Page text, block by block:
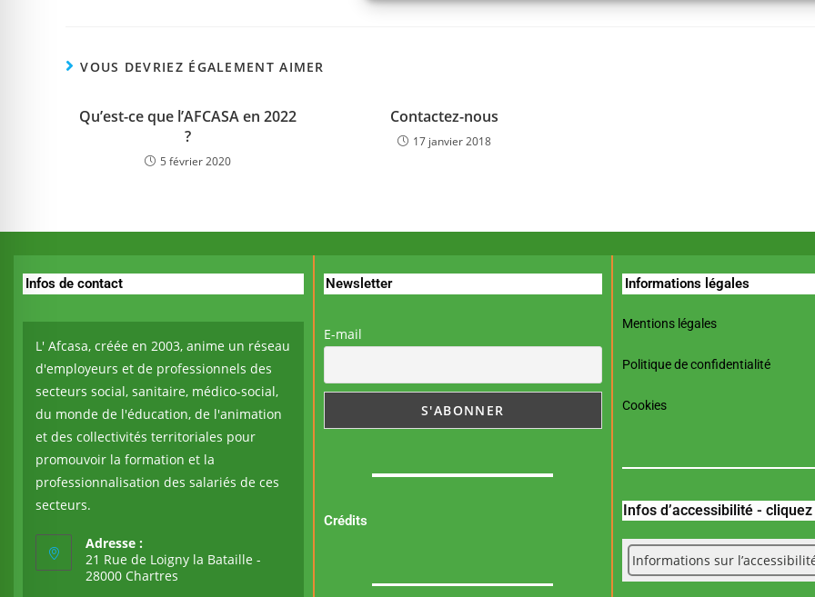
VOUS DEVRIEZ ÉGALEMENT AIMER
Qu’est-ce que l’AFCASA en 2022
?
5 février 2020
Contactez-nous
17 janvier 2018
Infos de contact
L' Afcasa, créée en 2003, anime un réseau
d'employeurs et de professionnels des
secteurs social, sanitaire, médico-social,
du monde de l'éducation, de l'animation
et des collectivités territoriales pour
promouvoir la formation et la
professionnalisation des salariés de ces
secteurs.
Adresse :
21 Rue de Loigny la Bataille -
28000 Chartres
Newsletter
E-mail
Crédits
Informations légales
Mentions légales
Politique de confidentialité
Cookies
Infos d’accessibilité -
Informations sur